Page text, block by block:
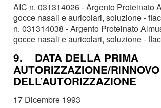
AIC n. 031314026 - Argento Proteinato
gocce nasali e auricolari, soluzione -
n. 031314038 - Argento Proteinato
gocce nasali e auricolari, soluzione -
9. DATA DELLA PRIMA
AUTORIZZAZIONE/RINNOVO
DELL’AUTORIZZAZIONE
17 Dicembre 1993